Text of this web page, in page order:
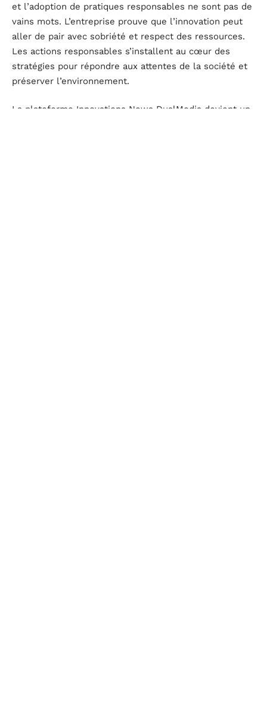
et l’adoption de pratiques responsables ne sont pas de
vains mots. L’entreprise prouve que l’innovation peut
aller de pair avec sobriété et respect des ressources.
Les actions responsables s’installent au cœur des
stratégies pour répondre aux attentes de la société et
préserver l’environnement.
La plateforme Innovations News DualMedia devient un